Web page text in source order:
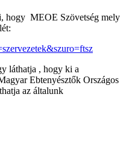
hogy MEOE Szövetség mely
láthatja , hogy ki a
Ebtenyésztők Országos
az általunk